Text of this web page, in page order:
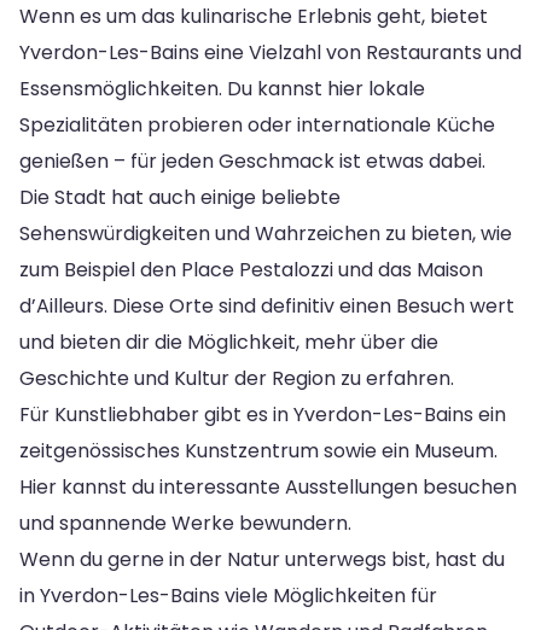
Wenn es um das kulinarische Erlebnis geht, bietet
Yverdon-Les-Bains eine Vielzahl von Restaurants und
Essensmöglichkeiten. Du kannst hier lokale
Spezialitäten probieren oder internationale Küche
genießen – für jeden Geschmack ist etwas dabei.
Die Stadt hat auch einige beliebte
Sehenswürdigkeiten und Wahrzeichen zu bieten, wie
zum Beispiel den Place Pestalozzi und das Maison
d’Ailleurs. Diese Orte sind definitiv einen Besuch wert
und bieten dir die Möglichkeit, mehr über die
Geschichte und Kultur der Region zu erfahren.
Für Kunstliebhaber gibt es in Yverdon-Les-Bains ein
zeitgenössisches Kunstzentrum sowie ein Museum.
Hier kannst du interessante Ausstellungen besuchen
und spannende Werke bewundern.
Wenn du gerne in der Natur unterwegs bist, hast du
in Yverdon-Les-Bains viele Möglichkeiten für